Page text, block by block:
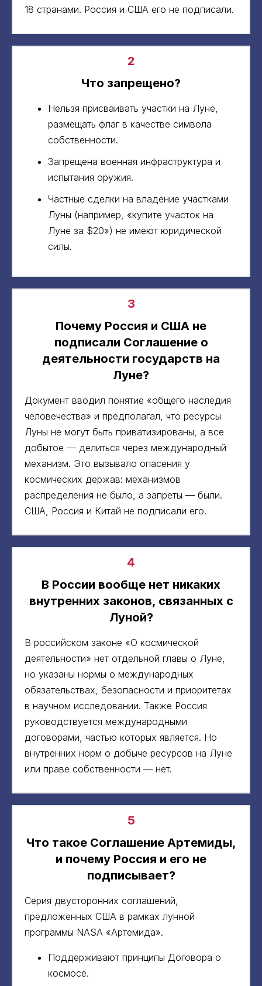
18 странами. Россия и США его не подписали.
2
Что запрещено?
Нельзя присваивать участки на Луне,
размещать флаг в качестве символа
собственности.
Запрещена военная инфраструктура и
испытания оружия.
Частные сделки на владение участками
Луны (например, «купите участок на
Луне за $20») не имеют юридической
силы.
3
Почему Россия и США не
подписали Соглашение о
деятельности государств на
Луне?
Документ вводил понятие «общего наследия
человечества» и предполагал, что ресурсы
Луны не могут быть приватизированы, а все
добытое — делиться через международный
механизм. Это вызывало опасения у
космических держав: механизмов
распределения не было, а запреты — были.
США, Россия и Китай не подписали его.
4
В России вообще нет никаких
внутренних законов, связанных с
Луной?
В российском законе «О космической
деятельности» нет отдельной главы о Луне,
но указаны нормы о международных
обязательствах, безопасности и приоритетах
в научном исследовании. Также Россия
руководствуется международными
договорами, частью которых является. Но
внутренних норм о добыче ресурсов на Луне
или праве собственности — нет.
5
Что такое Соглашение Артемиды,
и почему Россия и его не
подписывает?
Серия двусторонних соглашений,
предложенных США в рамках лунной
программы NASA «Артемида».
Поддерживают принципы Договора о
космосе.